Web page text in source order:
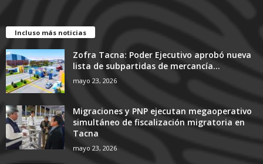
Incluso más noticias
Zofra Tacna: Poder Ejecutivo aprobó nueva
lista de subpartidas de mercancía...
mayo 23, 2026
Migraciones y PNP ejecutan megaoperativo
simultáneo de fiscalización migratoria en
Tacna
mayo 23, 2026